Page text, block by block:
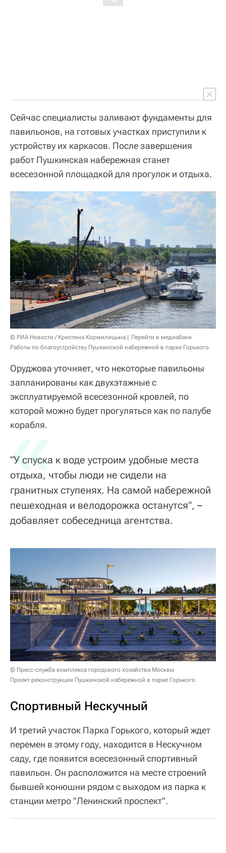
Сейчас специалисты заливают фундаменты для
павильонов, на готовых участках приступили к
устройству их каркасов. После завершения
работ Пушкинская набережная станет
всесезонной площадкой для прогулок и отдыха.
© РИА Новости / Кристина Кормилицына
Перейти в медиабанк
Работы по благоустройству Пушкинской набережной в парке Горького
Оруджова уточняет, что некоторые павильоны
запланированы как двухэтажные с
эксплуатируемой всесезонной кровлей, по
которой можно будет прогуляться как по палубе
корабля.
«
"У спуска к воде устроим удобные места
отдыха, чтобы люди не сидели на
гранитных ступенях. На самой набережной
пешеходная и велодорожка останутся", –
добавляет собеседница агентства.
© Пресс-служба комплекса городского хозяйства Москвы
Проект реконструкции Пушкинской набережной в парке Горького
Спортивный Нескучный
И третий участок Парка Горького, который ждет
перемен в этому году, находится в Нескучном
саду, где появится всесезонный спортивный
павильон. Он расположится на месте строений
бывшей конюшни рядом с выходом из парка к
станции метро "Ленинский проспект".